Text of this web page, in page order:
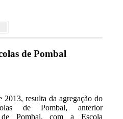
de Pombal
resulta da agregação do
de Pombal, anterior
de Pombal, com a Escola